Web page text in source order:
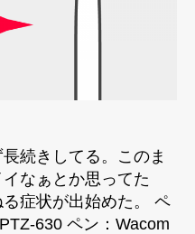
続きしてる。このま
なぁとか思ってた
症状が出始めた。 ペ
630 ペン：Wacom